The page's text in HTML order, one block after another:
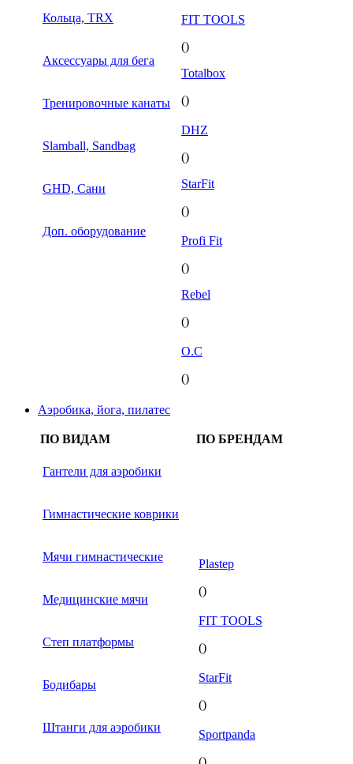
Кольца, TRX
Аксессуары для бега
Тренировочные канаты
Slamball, Sandbag
GHD, Сани
Доп. оборудование
FIT TOOLS
()
Totalbox
()
DHZ
()
StarFit
()
Profi Fit
()
Rebel
()
O.C
()
Аэробика, йога, пилатес
ПО ВИДАМ ПО БРЕНДАМ
Гантели для аэробики
Гимнастические коврики
Мячи гимнастические
Медицинские мячи
Степ платформы
Бодибары
Штанги для аэробики
Plastep
()
FIT TOOLS
()
StarFit
()
Sportpanda
()